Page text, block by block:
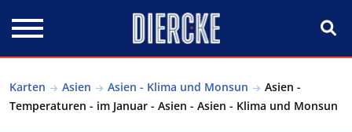
Karten Asien Asien - Klima und Monsun
Asien -
Temperaturen - im Januar - Asien - Asien - Klima und Monsun